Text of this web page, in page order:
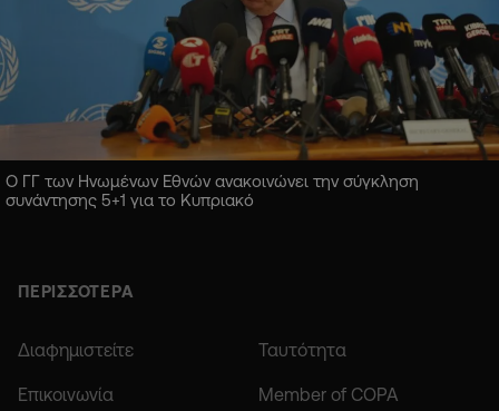
Ο ΓΓ των Ηνωμένων Εθνών ανακοινώνει την σύγκληση
συνάντησης 5+1 για το Κυπριακό
ΠΕΡΙΣΣΟΤΕΡΑ
Διαφημιστείτε Ταυτότητα
Επικοινωνία Member of COPA